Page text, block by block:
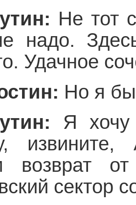
Не тот
надо.
Удачное
Но я бы
Я хочу
возврат
сектор